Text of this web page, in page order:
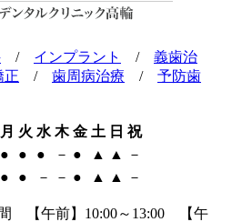
/ インプラント / 義歯治
正 / 歯周病治療 / 予防歯
月 火 水 木 金 土 日 祝
● ● ● － ● ▲ ▲
－
● ● － － ● ▲ ▲ －
【午前】10:00～13:00 【午